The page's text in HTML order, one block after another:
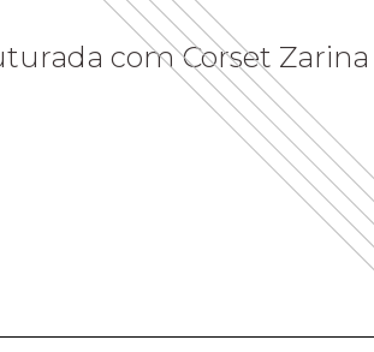
com Corset